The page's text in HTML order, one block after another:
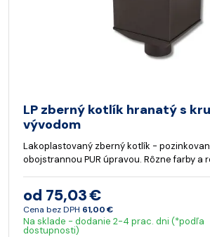
LP zberný kotlík hranatý s
vývodom
Lakoplastovaný zberný kotlík -
obojstrannou PUR úpravou. Rôzne farby a
od 75,03 €
Cena bez DPH 61,00 €
Na sklade - dodanie 2-4 prac. dni (*podľa
dostupnosti)